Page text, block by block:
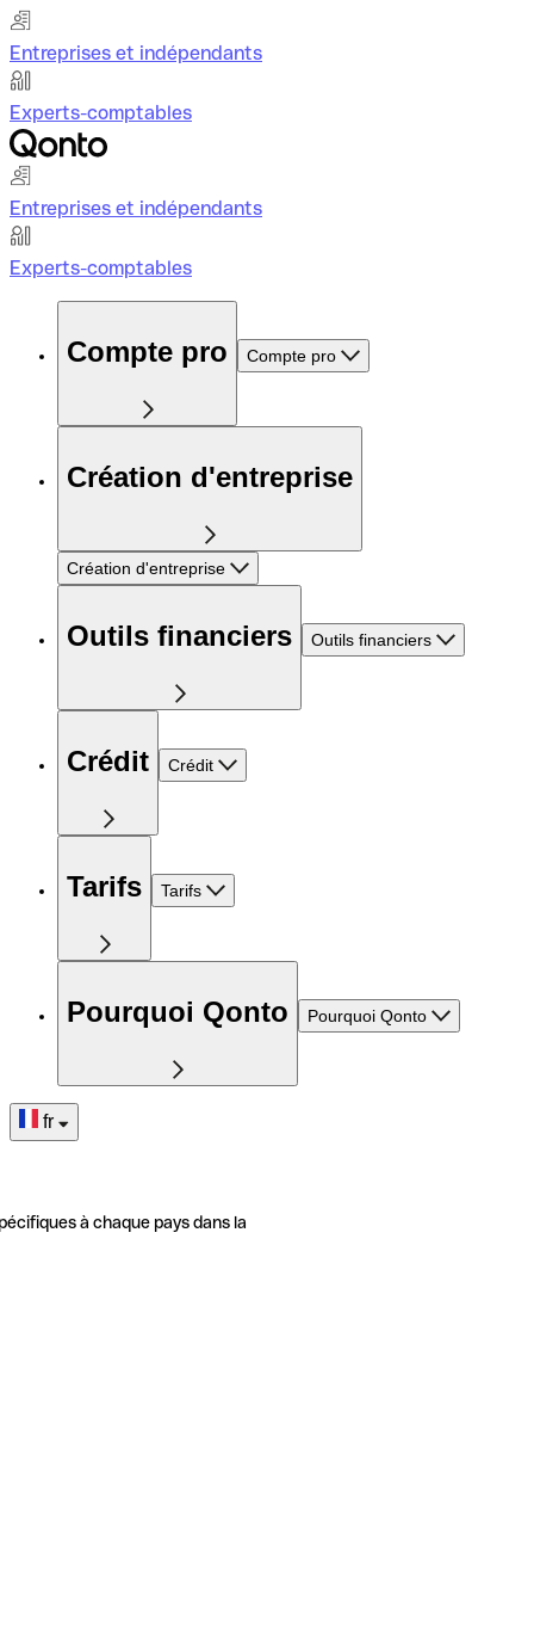
Entreprises et indépendants
Experts-comptables
Entreprises et indépendants
Experts-comptables
Compte pro Compte pro
Création d'entreprise
Création d'entreprise
Outils financiers Outils financiers
Crédit Crédit
Tarifs Tarifs
Pourquoi Qonto Pourquoi Qonto
fr
à chaque pays dans la